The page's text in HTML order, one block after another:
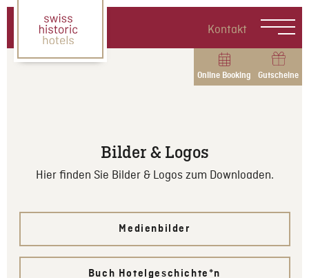
Kontakt
Online Booking Gutscheine
Bilder & Logos
Hier finden Sie Bilder & Logos zum Downloaden.
Medienbilder
Buch Hotelgeschichte*n